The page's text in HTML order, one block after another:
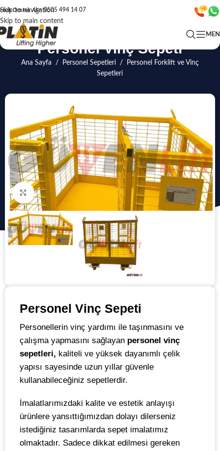
Skip to navigation
Skip to main content
Hızlı Destek Alın0505 494 14 07
Personel Vinç Sepeti
Ana Sayfa / Personel Sepetleri /
Personel Forklift ve Vinç
Sepetleri
Click to enlarge
Personel Vinç Sepeti
Personellerin vinç yardımı ile taşınmasını ve
çalışma yapmasını sağlayan personel vinç
sepetleri, kaliteli ve yüksek dayanımlı çelik
yapısı sayesinde uzun yıllar güvenle
kullanabileceğiniz sepetlerdir.
İmalatlarımızdaki kalite ve estetik anlayışı
ürünlere yansıttığımızdan dolayı dilerseniz
istediğiniz tasarımlarda sepet imalatımız
olmaktadır. Sadece dikkat edilmesi gereken